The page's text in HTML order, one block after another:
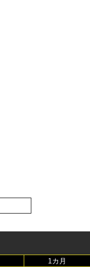
1カ月